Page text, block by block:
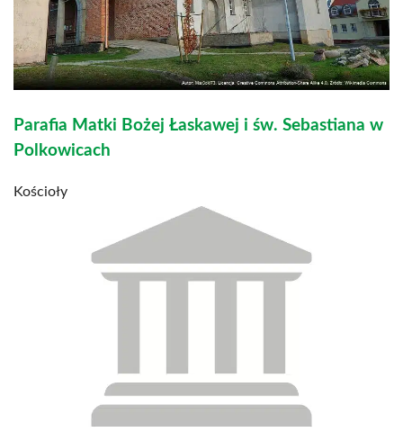
Parafia Matki Bożej Łaskawej i św. Sebastiana w
Polkowicach
Kościoły